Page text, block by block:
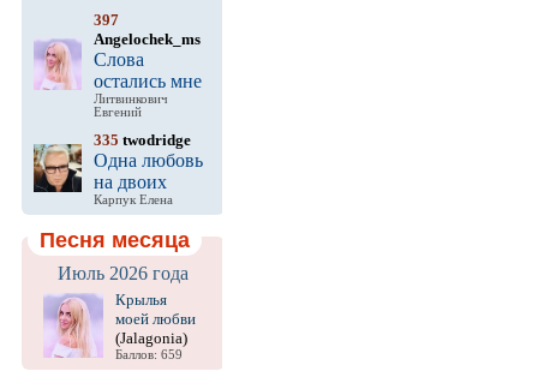
397
Angelochek_ms
Слова
остались мне
Литвинкович
Евгений
335 twodridge
Одна любовь
на двоих
Карпук Елена
Песня месяца
Июль 2026 года
Крылья
моей любви
(Jalagonia)
Баллов: 659